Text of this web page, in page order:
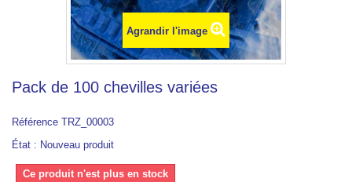
Agrandir l'image
Pack de 100 chevilles variées
Référence TRZ_00003
État : Nouveau produit
Ce produit n'est plus en stock